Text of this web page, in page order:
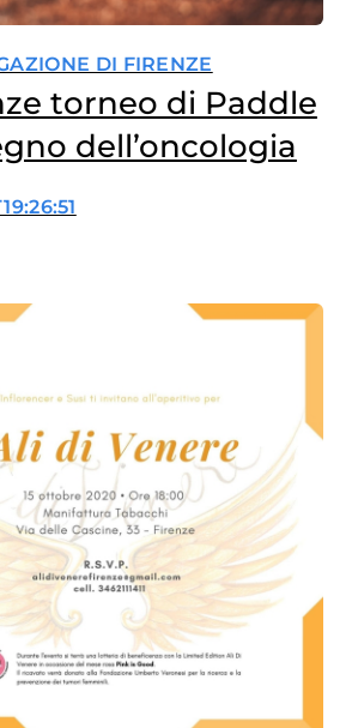
DI FIRENZE
torneo di Paddle
dell’oncologia